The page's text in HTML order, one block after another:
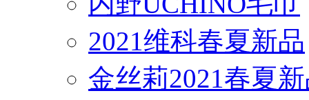
2021维科春夏新品
金丝莉2021春夏